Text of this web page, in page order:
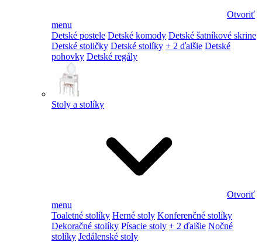
Otvoriť
menu
Detské postele Detské komody Detské šatníkové skrine
Detské stoličky Detské stolíky + 2 ďalšie Detské
pohovky Detské regály
Stoly a stolíky
Otvoriť
menu
Toaletné stolíky Herné stoly Konferenčné stolíky
Dekoračné stolíky Písacie stoly + 2 ďalšie Nočné
stolíky Jedálenské stoly